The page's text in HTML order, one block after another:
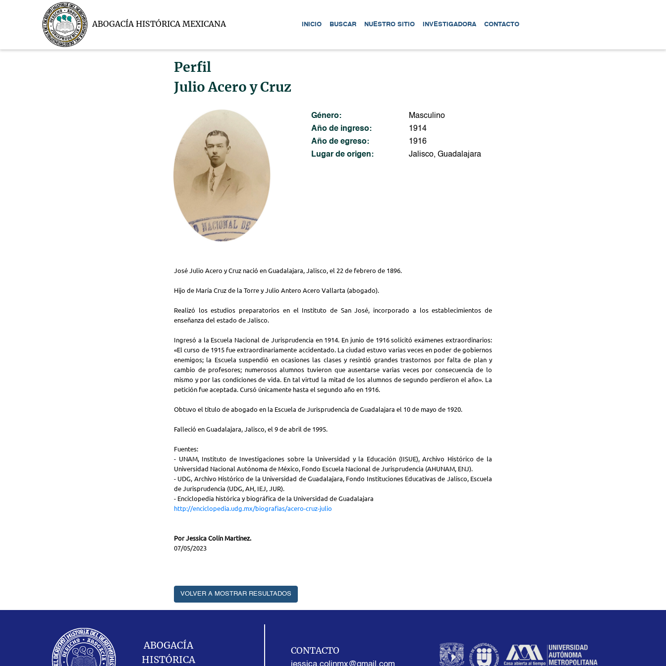
ABOGACÍA HISTÓRICA MEXICANA INICIO BUSCAR NUESTRO SITIO INVESTIGADORA CONTACTO
Perfil
Julio Acero y Cruz
Género:
Masculino
Año de ingreso:
1914
Año de egreso:
1916
Lugar de origen:
Jalisco, Guadalajara
José Julio Acero y Cruz nació en Guadalajara, Jalisco, el 22 de febrero de 1896.
Hijo de María Cruz de la Torre y Julio Antero Acero Vallarta (abogado).
Realizó los estudios preparatorios en el Instituto de San José, incorporado a los establecimientos de
enseñanza del estado de Jalisco.
Ingresó a la Escuela Nacional de Jurisprudencia en 1914. En junio de 1916 solicitó exámenes extraordinarios:
«El curso de 1915 fue extraordinariamente accidentado. La ciudad estuvo varias veces en poder de gobiernos
enemigos; la Escuela suspendió en ocasiones las clases y resintió grandes trastornos por falta de plan y
cambio de profesores; numerosos alumnos tuvieron que ausentarse varias veces por consecuencia de lo
mismo y por las condiciones de vida. En tal virtud la mitad de los alumnos de segundo perdieron el año». La
petición fue aceptada. Cursó únicamente hasta el segundo año en 1916.
Obtuvo el título de abogado en la Escuela de Jurisprudencia de Guadalajara el 10 de mayo de 1920.
Falleció en Guadalajara, Jalisco, el 9 de abril de 1995.
Fuentes:
- UNAM, Instituto de Investigaciones sobre la Universidad y la Educación (IISUE), Archivo Histórico de la
Universidad Nacional Autónoma de México, Fondo Escuela Nacional de Jurisprudencia (AHUNAM, ENJ).
- UDG, Archivo Histórico de la Universidad de Guadalajara, Fondo Instituciones Educativas de Jalisco, Escuela
de Jurisprudencia (UDG, AH, IEJ, JUR).
- Enciclopedia histórica y biográfica de la Universidad de Guadalajara
http://enciclopedia.udg.mx/biografias/acero-cruz-julio
Por Jessica Colín Martínez.
07/05/2023
VOLVER A MOSTRAR RESULTADOS
ABOGACÍA
HISTÓRICA
CONTACTO